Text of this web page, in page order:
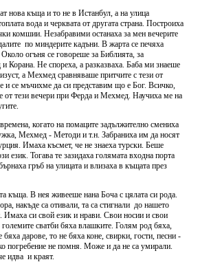
нова къща и то не в Истанбул, а на улица
вода и черквата от другата страна. Построиха
комшии. Незабравими останаха за мен вечерите
по миндерите кадъни. В жарта се печяха
огъня се говореше за Библията, за
Корана. Не спореха, а разказваха. Баба ми знаеше
а Мехмед сравняваше притчите с тези от
и се мъчихме да си представим що е Бог. Всичко,
от тези вечери при Ферда и Мехмед. Научиха ме на
когато на помаците задължително смениха
Мехмед - Методи и т.н. Забраниха им да носят
Имаха късмет, че не знаеха турски. Беше
език. Тогава те зазидаха голямата входна порта
гръб на улицата и влизаха в къщата през
В нея живееше нана Боча с цялата си рода.
накъде са отивали, та са стигнали до нашето
Имаха си свой език и нрави. Свои носии и свои
сватби бяха влашките. Голям род бяха,
дарове, то не бяха коне, свирки, гости, песни -
погребение не помня. Може и да не са умирали.
идва и краят.